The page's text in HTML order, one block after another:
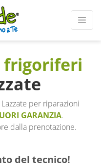
frigoriferi
per riparazioni
GARANZIA.
dalla prenotazione.
del tecnico!